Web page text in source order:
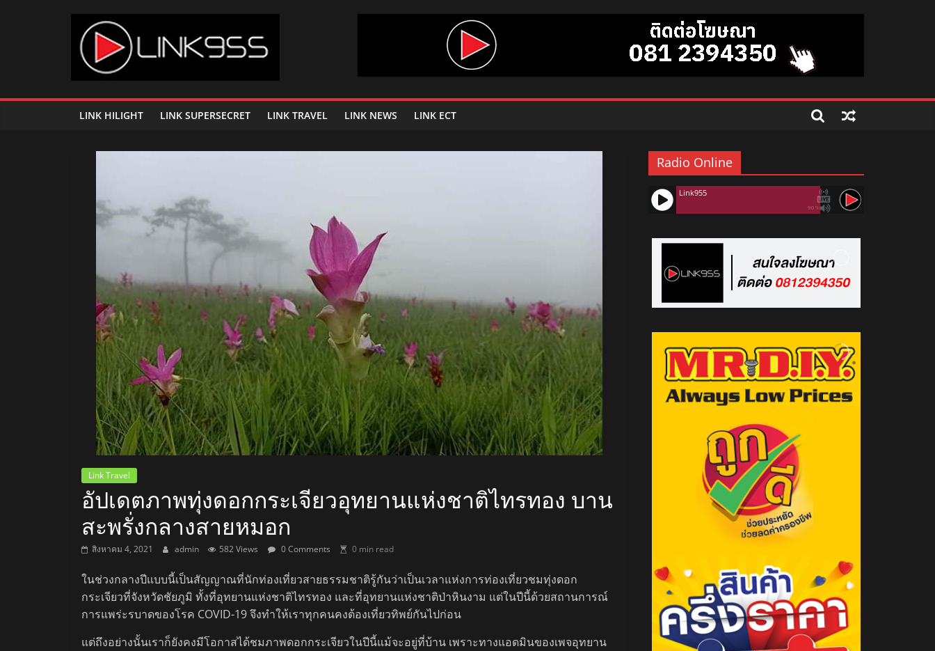
Link
95.5
คลื่น
ฮิต
สุด
คูล
สถานี
วิทยุ
FM
ลพบุรี
สถานี
วิทยุ
ลพบุรี
วิทยุ
FM
LINK HILIGHT LINK SUPERSECRET LINK TRAVEL LINK NEWS LINK ECT
Link Travel
อัปเดตภาพทุ่งดอกกระเจียวอุทยานแห่งชาติไทรทอง บาน
สะพรั่งกลางสายหมอก
สิงหาคม 4, 2021 admin 582 Views 0 Comments 0 min read
ในช่วงกลางปีแบบนี้เป็นสัญญาณที่นักท่องเที่ยวสายธรรมชาติรู้กันว่าเป็นเวลาแห่งการท่องเที่ยวชมทุ่งดอก
กระเจียวที่จังหวัดชัยภูมิ ทั้งที่อุทยานแห่งชาติไทรทอง และที่อุทยานแห่งชาติป่าหินงาม แต่ในปีนี้ด้วยสถานการณ์
การแพร่ะรบาดของโรค COVID-19 จึงทำให้เราทุกคนคงต้องเที่ยวทิพย์กันไปก่อน
แต่ถึงอย่างนั้นเราก็ยังคงมีโอกาสได้ชมภาพดอกกระเจียวในปีนี้แม้จะอยู่ที่บ้าน เพราะทางแอดมินของเพจอุทยาน
Radio Online
90%
Link955